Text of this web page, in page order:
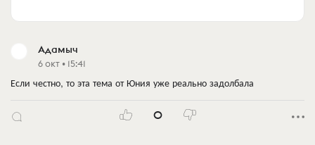
Адамыч
6 окт • 15:41
Если честно, то эта тема от Юния уже реально задолбала
0